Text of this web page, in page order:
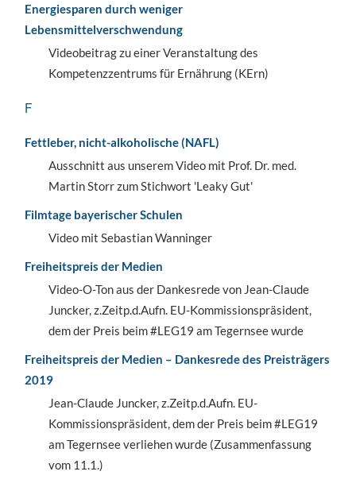
Energiesparen durch weniger
Lebensmittelverschwendung
Videobeitrag zu einer Veranstaltung des
Kompetenzzentrums für Ernährung (KErn)
F
Fettleber, nicht-alkoholische (NAFL)
Ausschnitt aus unserem Video mit Prof. Dr. med.
Martin Storr zum Stichwort 'Leaky Gut'
Filmtage bayerischer Schulen
Video mit Sebastian Wanninger
Freiheitspreis der Medien
Video-O-Ton aus der Dankesrede von Jean-Claude
Juncker, z.Zeitp.d.Aufn. EU-Kommissionspräsident,
dem der Preis beim #LEG19 am Tegernsee wurde
Freiheitspreis der Medien – Dankesrede des Preisträgers
2019
Jean-Claude Juncker, z.Zeitp.d.Aufn. EU-
Kommissionspräsident, dem der Preis beim #LEG19
am Tegernsee verliehen wurde (Zusammenfassung
vom 11.1.)